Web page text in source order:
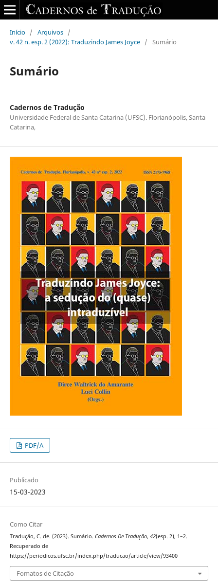
Início / Arquivos /
v. 42 n. esp. 2 (2022): Traduzindo James Joyce / Sumário
Sumário
Cadernos de Tradução
Universidade Federal de Santa Catarina (UFSC). Florianópolis, Santa
Catarina,
PDF/A
Publicado
15-03-2023
Como Citar
Tradução, C. de. (2023). Sumário. Cadernos De Tradução, 42(esp. 2), 1–2.
Recuperado de
https://periodicos.ufsc.br/index.php/traducao/article/view/93400
Fomatos de Citação